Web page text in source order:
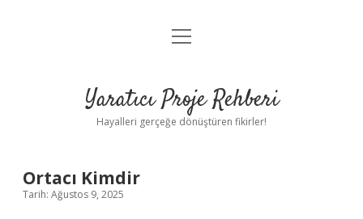
Anasayfa
Yasal Uyarı
menüyü
Yaratıcı Proje Rehberi
Hayalleri gerçeğe dönüştüren fikirler!
Ortacı Kimdir
Tarih: Ağustos 9, 2025